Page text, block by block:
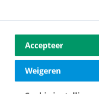
dat de verkoper alle
kandidaat ziet. We zijn
proof hè..
En een
het raam hangen?
Accepteer
Weigeren